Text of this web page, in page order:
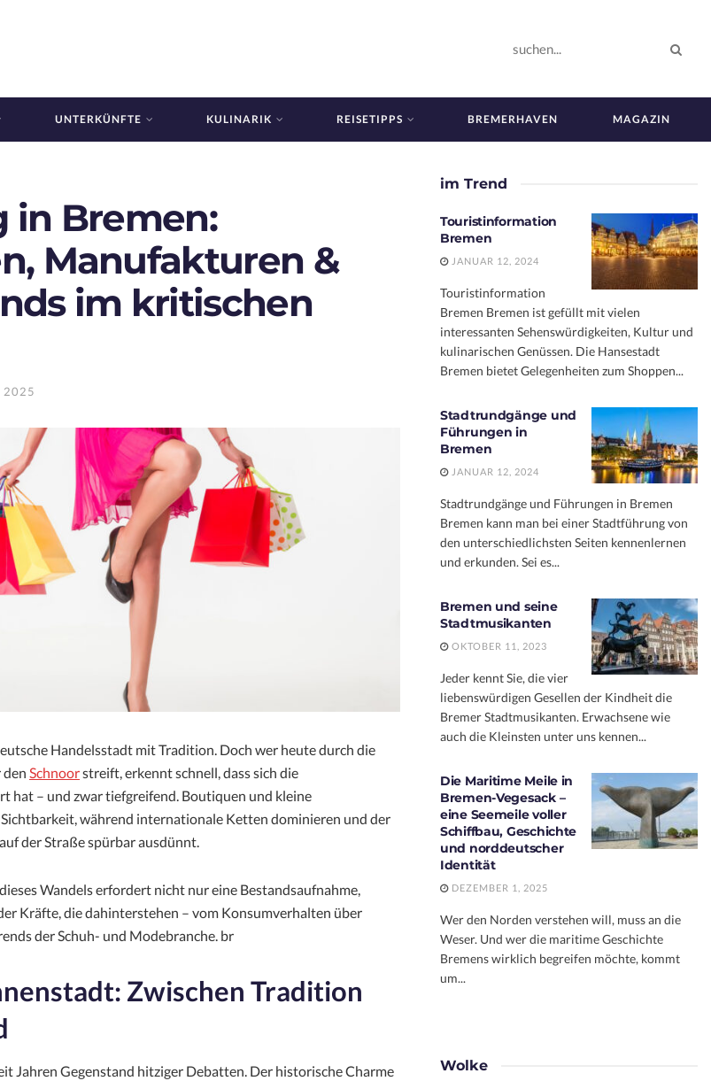
UNTERKÜNFTE KULINARIK REISETIPPS BREMERHAVEN MAGAZIN
in Bremen:
Manufakturen &
im kritischen
2025
Handelsstadt mit Tradition. Doch wer heute durch die
Schnoorstreift, erkennt schnell, dass sich die
hat – und zwar tiefgreifend. Boutiquen und kleine
während internationale Ketten dominieren und der
der Straße spürbar ausdünnt.
Wandels erfordert nicht nur eine Bestandsaufnahme,
Kräfte, die dahinterstehen – vom Konsumverhalten über
der Schuh- und Modebranche. br
Zwischen Tradition
Jahren Gegenstand hitziger Debatten. Der historische Charme
im Trend
Touristinformation
Bremen
JANUAR 12, 2024
Touristinformation
Bremen Bremen ist gefüllt mit vielen
interessanten Sehenswürdigkeiten, Kultur und
kulinarischen Genüssen. Die Hansestadt
Bremen bietet Gelegenheiten zum Shoppen...
Stadtrundgänge und
Führungen in
Bremen
JANUAR 12, 2024
Stadtrundgänge und Führungen in Bremen
Bremen kann man bei einer Stadtführung von
den unterschiedlichsten Seiten kennenlernen
und erkunden. Sei es...
Bremen und seine
Stadtmusikanten
OKTOBER 11, 2023
Jeder kennt Sie, die vier
liebenswürdigen Gesellen der Kindheit die
Bremer Stadtmusikanten. Erwachsene wie
auch die Kleinsten unter uns kennen...
Die Maritime Meile in
Bremen-Vegesack –
eine Seemeile voller
Schiffbau, Geschichte
und norddeutscher
Identität
DEZEMBER 1, 2025
Wer den Norden verstehen will, muss an die
Weser. Und wer die maritime Geschichte
Bremens wirklich begreifen möchte, kommt
um...
Wolke